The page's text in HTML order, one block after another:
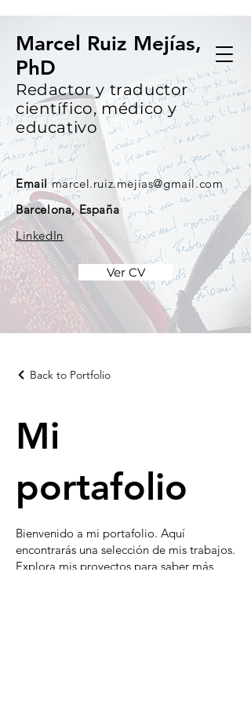
Marcel Ruiz Mejías,
PhD
Redactor y traductor
científico, médico y
educativo
Email marcel.ruiz.mejias@gmail.com
Barcelona, España
LinkedIn
Ver CV
Back to Portfolio
Mi
portafolio
Bienvenido a mi portafolio. Aquí
encontrarás una selección de mis trabajos.
Explora mis proyectos para saber más